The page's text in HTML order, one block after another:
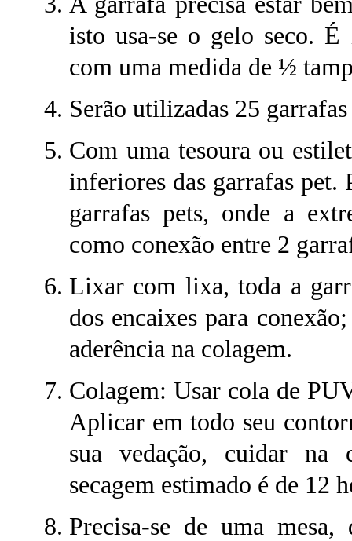
isto usa-se o gelo seco.
com uma medida de ½
Serão utilizadas 25
Com uma tesoura ou
inferiores das garrafas pet.
garrafas pets, onde a
como conexão entre 2
Lixar com lixa, toda a
dos encaixes para conexão
aderência na colagem.
Colagem: Usar cola de
Aplicar em todo seu
sua vedação, cuidar na
secagem estimado é de 12
Precisa-se de uma